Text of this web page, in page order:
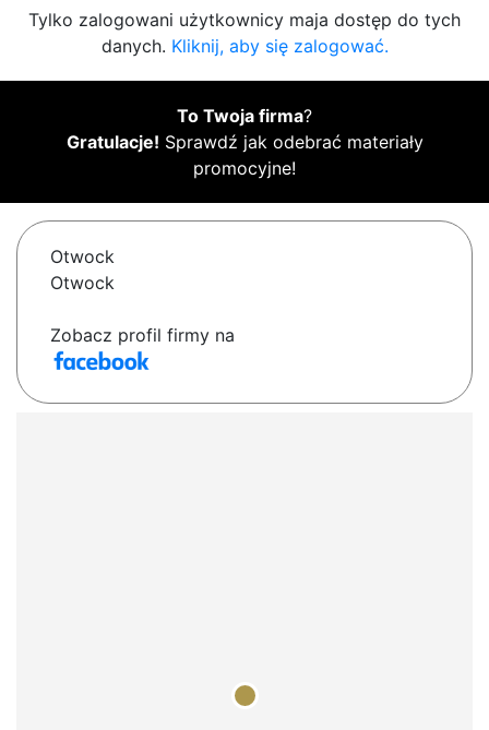
Tylko zalogowani użytkownicy maja dostęp do tych
danych. Kliknij, aby się zalogować.
To Twoja firma?
Gratulacje! Sprawdź jak odebrać materiały
promocyjne!
Otwock
Otwock
Zobacz profil firmy na